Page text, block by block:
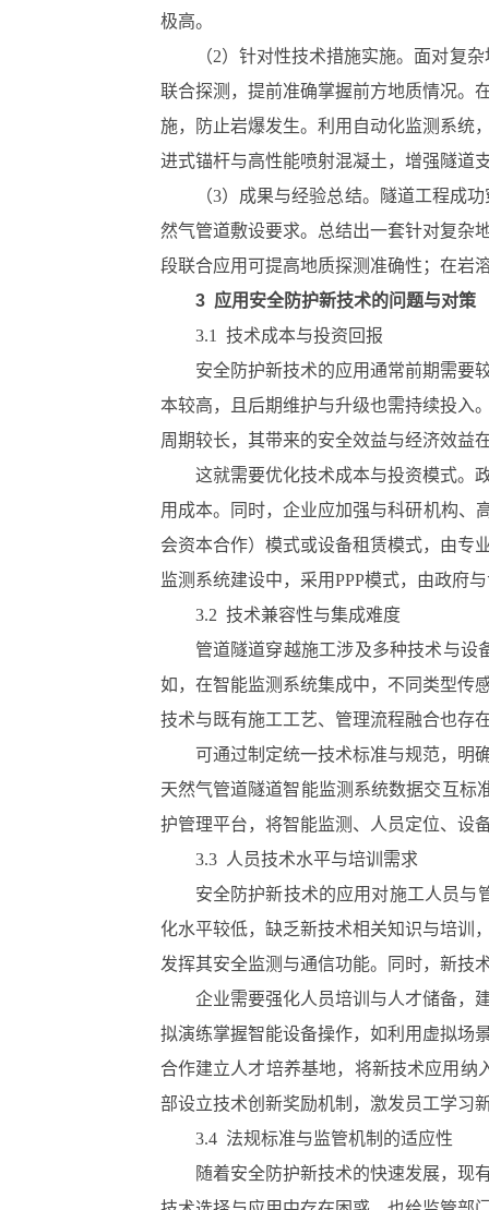
极高。
（2）针对性技术措施实施。面对复
联合探测，提前准确掌握前方地质情况。
施，防止岩爆发生。利用自动化监测系统
进式锚杆与高性能喷射混凝土，增强隧道
（3）成果与经验总结。隧道工程成
然气管道敷设要求。总结出一套针对复杂
段联合应用可提高地质探测准确性；在岩
3 应用安全防护新技术的问题与对策
3.1 技术成本与投资回报
安全防护新技术的应用通常前期需要
本较高，且后期维护与升级也需持续投入
周期较长，其带来的安全效益与经济效益
这就需要优化技术成本与投资模式。
用成本。同时，企业应加强与科研机构、
会资本合作）模式或设备租赁模式，由专
监测系统建设中，采用PPP模式，由政府
3.2 技术兼容性与集成难度
管道隧道穿越施工涉及多种技术与
如，在智能监测系统集成中，不同类型传
技术与既有施工工艺、管理流程融合也存
可通过制定统一技术标准与规范，明
天然气管道隧道智能监测系统数据交互标
护管理平台，将智能监测、人员定位、设
3.3 人员技术水平与培训需求
安全防护新技术的应用对施工人员与
化水平较低，缺乏新技术相关知识与培训
发挥其安全监测与通信功能。同时，新技
企业需要强化人员培训与人才储备，
拟演练掌握智能设备操作，如利用虚拟场
合作建立人才培养基地，将新技术应用纳
部设立技术创新奖励机制，激发员工学习
3.4 法规标准与监管机制的适应性
随着安全防护新技术的快速发展，现